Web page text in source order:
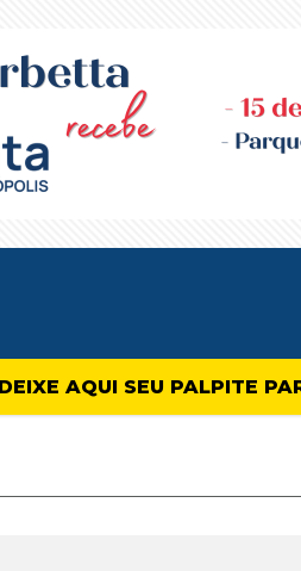
DEIXE AQUI SEU PALPITE